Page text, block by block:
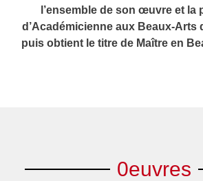
l’ensemble de son œuvre et la
d’Académicienne aux Beaux-Arts
puis obtient le titre de Maître en
0euvres